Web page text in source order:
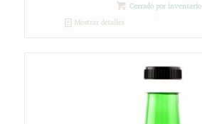
Cerrado por inventario
Mostrar detalles